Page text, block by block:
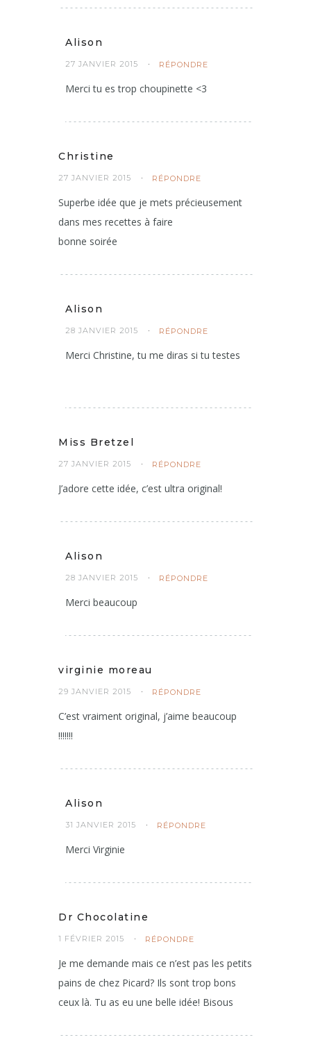
Alison
27 JANVIER 2015 RÉPONDRE
Merci tu es trop choupinette <3
Christine
27 JANVIER 2015 RÉPONDRE
Superbe idée que je mets précieusement
dans mes recettes à faire
bonne soirée
Alison
28 JANVIER 2015 RÉPONDRE
Merci Christine, tu me diras si tu testes
Miss Bretzel
27 JANVIER 2015 RÉPONDRE
J’adore cette idée, c’est ultra original!
Alison
28 JANVIER 2015 RÉPONDRE
Merci beaucoup
virginie moreau
29 JANVIER 2015 RÉPONDRE
C’est vraiment original, j’aime beaucoup
!!!!!!!
Alison
31 JANVIER 2015 RÉPONDRE
Merci Virginie
Dr Chocolatine
1 FÉVRIER 2015 RÉPONDRE
Je me demande mais ce n’est pas les petits
pains de chez Picard? Ils sont trop bons
ceux là. Tu as eu une belle idée! Bisous